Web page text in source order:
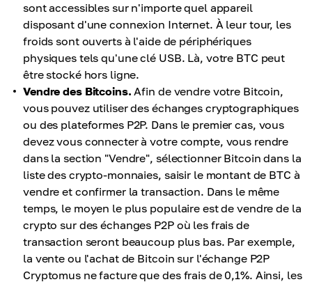
sont accessibles sur n'importe quel appareil
disposant d'une connexion Internet. À leur tour, les
froids sont ouverts à l'aide de périphériques
physiques tels qu'une clé USB. Là, votre BTC peut
être stocké hors ligne.
Vendre des Bitcoins. Afin de vendre votre Bitcoin,
vous pouvez utiliser des échanges cryptographiques
ou des plateformes P2P. Dans le premier cas, vous
devez vous connecter à votre compte, vous rendre
dans la section "Vendre", sélectionner Bitcoin dans la
liste des crypto-monnaies, saisir le montant de BTC à
vendre et confirmer la transaction. Dans le même
temps, le moyen le plus populaire est de vendre de la
crypto sur des échanges P2P où les frais de
transaction seront beaucoup plus bas. Par exemple,
la vente ou l'achat de Bitcoin sur l'échange P2P
Cryptomus ne facture que des frais de 0,1%. Ainsi, les